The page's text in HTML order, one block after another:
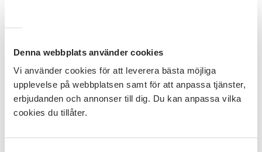
Denna webbplats använder cookies
Vi använder cookies för att leverera bästa möjliga
upplevelse på webbplatsen samt för att anpassa tjänster,
erbjudanden och annonser till dig. Du kan anpassa vilka
cookies du tillåter.
energi och växt lite som människor. Det är mitt syfte
intervjuad i senaste numret av SVs tidning Impuls.
Detta är en förkortad och bearbetad version av
en längre text itidningenImpuls.